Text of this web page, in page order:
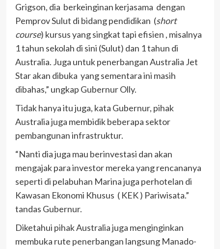
Grigson, dia berkeinginan kerjasama dengan
Pemprov Sulut di bidang pendidikan (short
course) kursus yang singkat tapi efisien , misalnya
1 tahun sekolah di sini (Sulut) dan 1 tahun di
Australia. Juga untuk penerbangan Australia Jet
Star akan dibuka yang sementara ini masih
dibahas,” ungkap Gubernur Olly.
Tidak hanya itu juga, kata Gubernur, pihak
Australia juga membidik beberapa sektor
pembangunan infrastruktur.
“Nanti dia juga mau berinvestasi dan akan
mengajak para investor mereka yang rencananya
seperti di pelabuhan Marina juga perhotelan di
Kawasan Ekonomi Khusus ( KEK ) Pariwisata.”
tandas Gubernur.
Diketahui pihak Australia juga menginginkan
membuka rute penerbangan langsung Manado-